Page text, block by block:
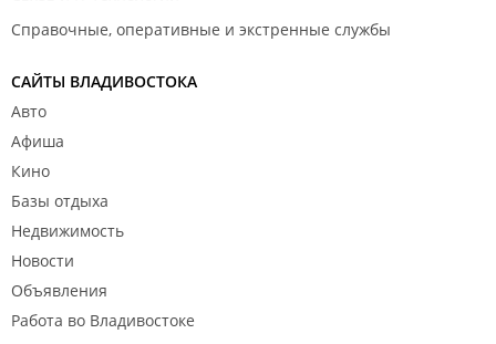
Справочные, оперативные и экстренные службы
САЙТЫ ВЛАДИВОСТОКА
Авто
Афиша
Кино
Базы отдыха
Недвижимость
Новости
Объявления
Работа во Владивостоке